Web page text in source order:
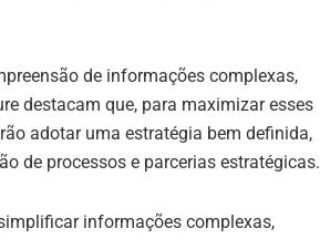
de informações complexas,
destacam que, para maximizar esses
adotar uma estratégia bem definida,
de processos e parcerias estratégicas.
informações complexas,